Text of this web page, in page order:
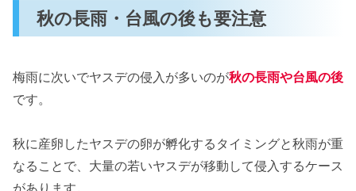
秋の長雨・台風の後も要注意
梅雨に次いでヤスデの侵入が多いのが秋の長雨や台風の後
です。
秋に産卵したヤスデの卵が孵化するタイミングと秋雨が重
なることで、大量の若いヤスデが移動して侵入するケース
があります。